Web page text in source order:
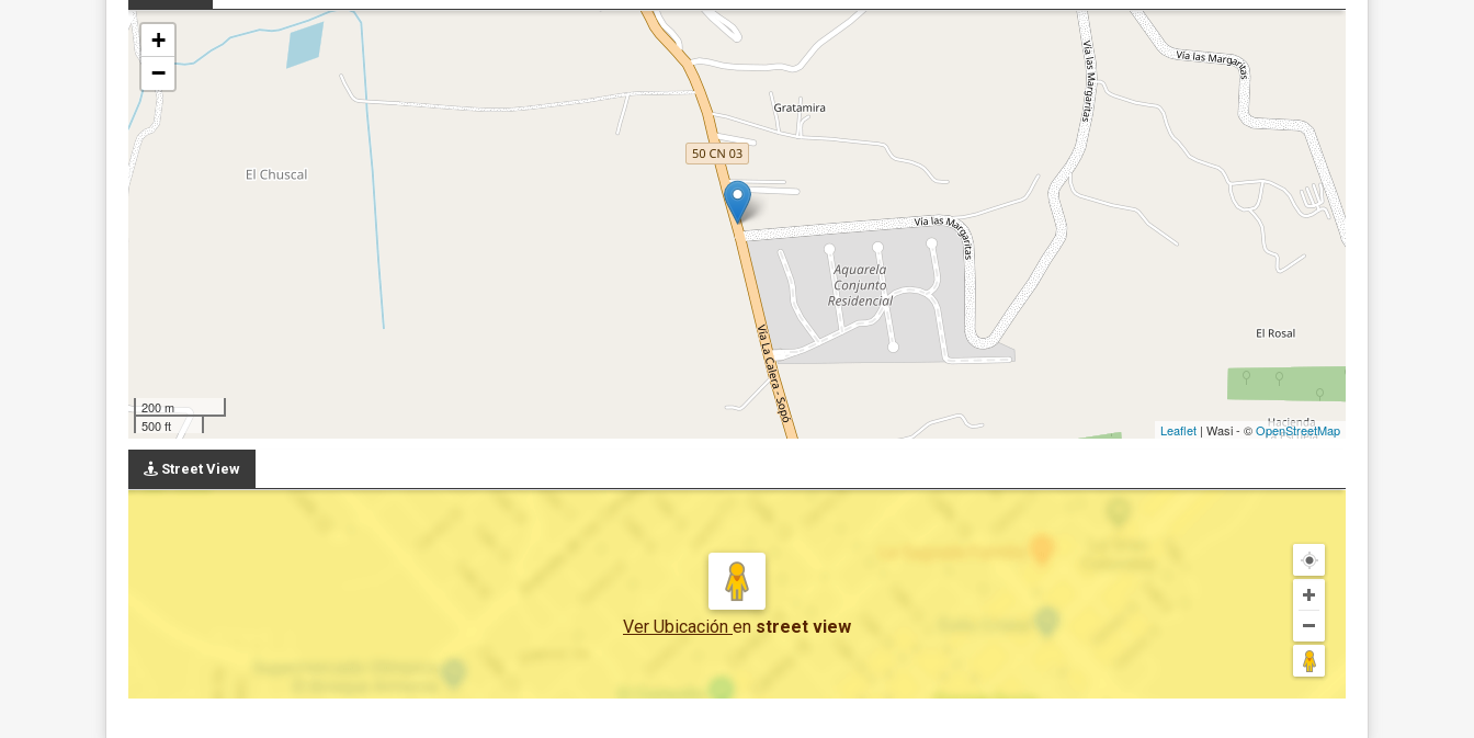
+
−
200 m
500 ft
Leaflet | Wasi - ©OpenStreetMap
Street View
Ver Ubicación en street view